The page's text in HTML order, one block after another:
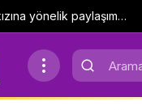
yönelik paylaşım
adli kontrol kararı